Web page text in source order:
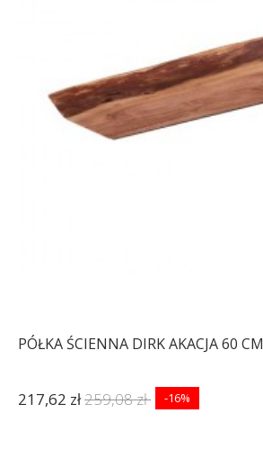
PÓŁKA ŚCIENNA DIRK AKACJA 60 CM
217,62 zł259,08 zł -16%